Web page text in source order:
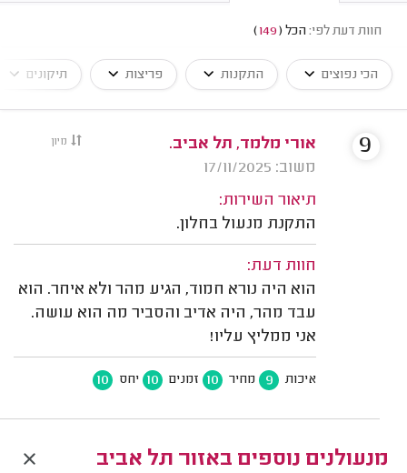
חוות דעת לפי: הכל (
149
)
הכי נפוצים התקנות פריצות תיקונים
מיון
אורי מלמד, תל אביב.
משוב: 17/11/2025
תיאור השירות:
התקנת מנעול בחלון.
חוות דעת:
הוא היה נורא חמוד, הגיע מהר ולא איחר. הוא
עבד מהר, היה אדיב והסביר מה הוא עושה.
אני ממליץ עליו!
איכות 9 מחיר 10 זמנים 10 יחס 10
9
מנעולנים נוספים באזור תל אביב